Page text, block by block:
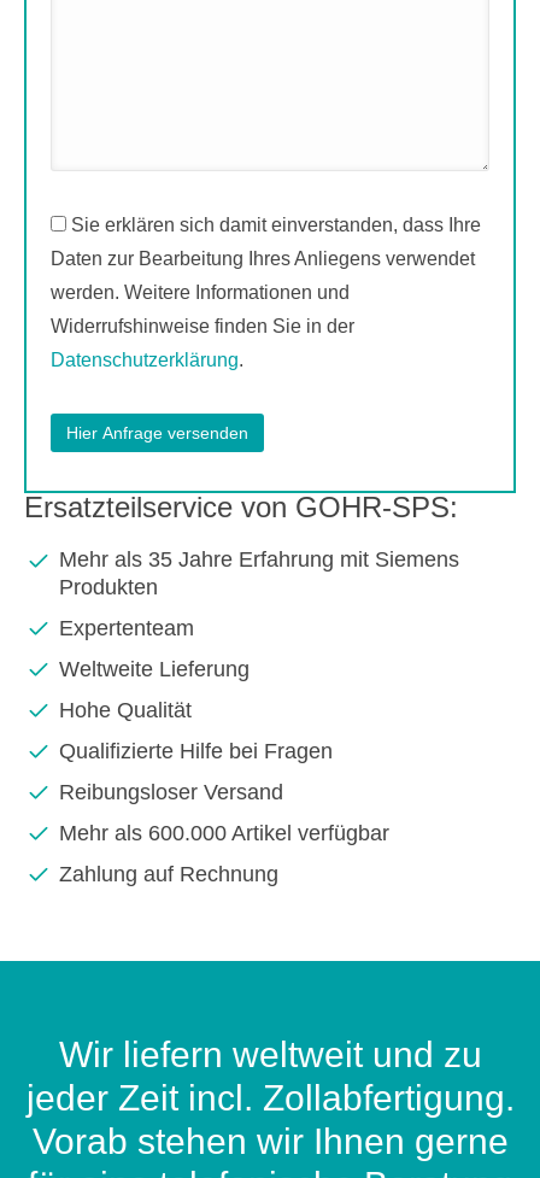
Sie erklären sich damit einverstanden, dass Ihre
Daten zur Bearbeitung Ihres Anliegens verwendet
werden. Weitere Informationen und
Widerrufshinweise finden Sie in der
Datenschutzerklärung.
Ersatzteilservice von GOHR-SPS:
Mehr als 35 Jahre Erfahrung mit Siemens
Produkten
Expertenteam
Weltweite Lieferung
Hohe Qualität
Qualifizierte Hilfe bei Fragen
Reibungsloser Versand
Mehr als 600.000 Artikel verfügbar
Zahlung auf Rechnung
Wir liefern weltweit und zu
jeder Zeit incl. Zollabfertigung.
Vorab stehen wir Ihnen gerne